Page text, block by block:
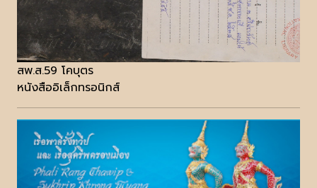
สพ.ส.59 โคบุตร
หนังสืออิเล็กทรอนิกส์